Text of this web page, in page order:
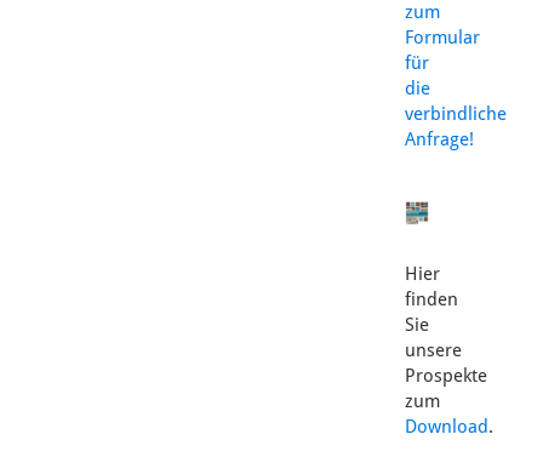
zum
Formular
für
die
verbindliche
Anfrage!
Hier
finden
Sie
unsere
Prospekte
zum
Download.